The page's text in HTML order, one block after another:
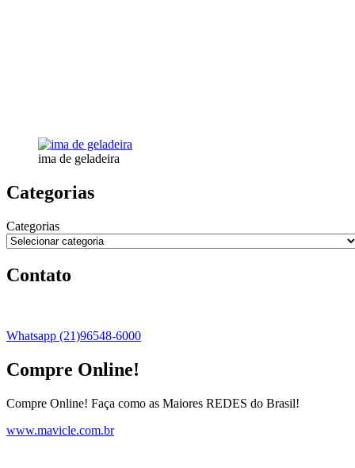
ima de geladeira
Categorias
Categorias
Contato
Whatsapp (21)96548-6000
Compre Online!
Compre Online! Faça como as Maiores REDES do Brasil!
www.mavicle.com.br